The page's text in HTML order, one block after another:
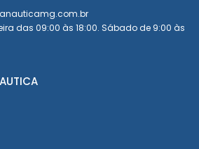
das 09:00 às 18:00. Sábado de 9:00 às